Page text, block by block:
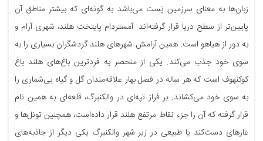
زبان‌ها به معنای سرزمین پَست می‌باشد به گونه‌ای که بیشتر مناطق آن
پایین‌تر از سطح دریا قرار گرفته‌اند. آمستردام پایتخت هلند، شهری آرام و
به دور از هیاهو است. همین آرامش شهرهای هلند گردشگران بسیاری را به
سوی خود جذب می‌کند. یکی از منحصر به فردترین باغ‌های هلند باغ
کوکنهوف است که هر ساله در فصل بهار علاقه‌مندان گل و گیاه بی‌شماری را
به سوی خود می‌کشاند. بر فراز تپه‌ای در والکنبرگ، قلعه‌ای به همین نام
قرار گرفته که آن را جزء نقاط مرتفع هلند قرار داده‌است، همچنین تونل‌ها و
غارهای دست‌کند یا طبیعی در زیر شهر والکنبرگ یکی دیگر از جاذبه‌های